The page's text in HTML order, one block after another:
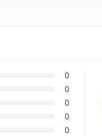
0
0
0
0
0